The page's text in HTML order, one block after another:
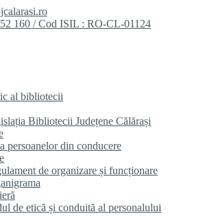
160 / Cod ISIL : RO-CL-01124
al bibliotecii
Bibliotecii Județene Călărași
persoanelor din conducere
de organizare și funcționare
de etică și conduită al personalului